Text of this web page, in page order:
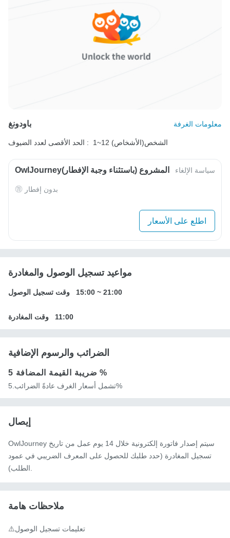
باودونغ معلومات الغرفة
الحد الأقصى لعدد الضيوف : 1~12 الشخص(الأشخاص)
OwlJourneyالمشروع (باستثناء وجبة الإفطار) سياسة الإلغاء
بدون إفطار
اطلع على الأسعار
مواعيد تسجيل الوصول والمغادرة
وقت تسجيل الوصول 15:00 ~ 21:00
وقت المغادرة 11:00
الضرائب والرسوم الإضافية
ضريبة القيمة المضافة 5 %
تشمل أسعار الغرف عادةً الضرائب.5%
إيصال
OwlJourney سيتم إصدار فاتورة إلكترونية خلال 14 يوم عمل من تاريخ
تسجيل المغادرة (حدد طلبك للحصول على المعرف الضريبي في عمود
ملاحظات هامة
⚠️تعليمات تسجيل الوصول